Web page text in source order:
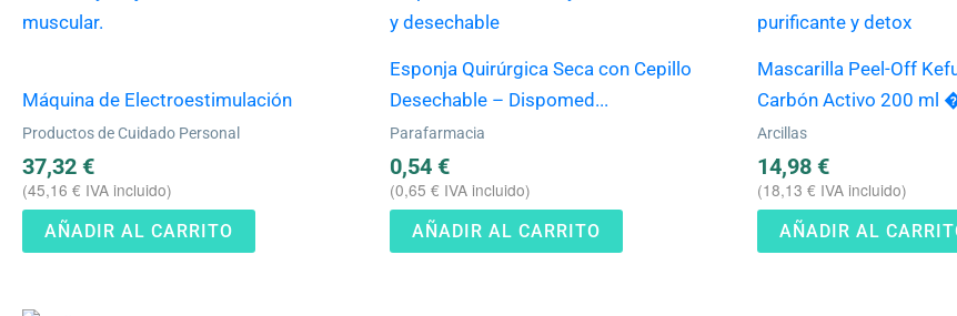
Máquina de Electroestimulación
Productos de Cuidado Personal
37,32 €
(45,16 € IVA incluido)
AÑADIR AL CARRITO
Esponja Quirúrgica Seca con Cepillo
Desechable – Dispomed...
Parafarmacia
0,54 €
(0,65 € IVA incluido)
AÑADIR AL CARRITO
Mascarilla Peel-Off
Carbón Activo 200 ml
Arcillas
14,98 €
(18,13 € IVA incluido)
AÑADIR AL